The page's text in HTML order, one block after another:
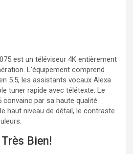
est un téléviseur 4K entièrement
L’équipement comprend
5.5, les assistants vocaux Alexa
tuner rapide avec télétexte. Le
convainc par sa haute qualité
haut niveau de détail, le contraste
Très Bien!